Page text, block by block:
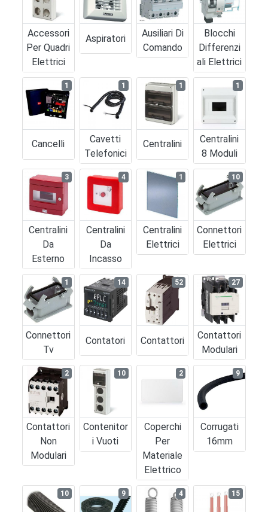
Accessori
Per Quadri
Elettrici
Aspiratori
Ausiliari Di
Comando
Blocchi
Differenzi
Ali Elettrici
Cancelli
1
Cavetti
Telefonici
1
Centralini
1
Centralini
8 Moduli
1
Centralini
Da
Esterno
3
Centralini
Da
Incasso
4
Centralini
Elettrici
1
Connettori
Elettrici
10
Connettori
Tv
1
Contatori
14
Contattori
52
Contattori
Modulari
27
Contattori
Non
Modulari
2
Contenitor
I Vuoti
10
Coperchi
Per
Materiale
Elettrico
2
Corrugati
16mm
9
10 9 4 15